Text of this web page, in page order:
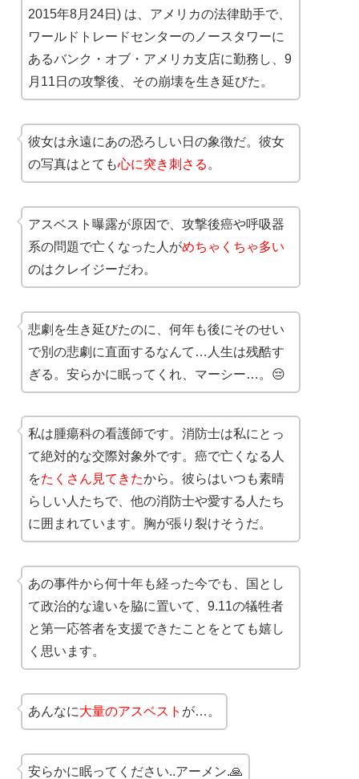
2015年8月24日) は、アメリカの法律助手で、
ワールドトレードセンターのノースタワーに
あるバンク・オブ・アメリカ支店に勤務し、9
月11日の攻撃後、その崩壊を生き延びた。
彼女は永遠にあの恐ろしい日の象徴だ。彼女
の写真はとても心に突き刺さる 。
アスベスト曝露が原因で、攻撃後癌や呼吸器
系の問題で亡くなった人がめちゃくちゃ多い
のはクレイジーだわ。
悲劇を生き延びたのに、何年も後にそのせい
で別の悲劇に直面するなんて…人生は残酷す
ぎる。安らかに眠ってくれ、マーシー…。😔
私は腫瘍科の看護師です。消防士は私にとっ
て絶対的な交際対象外です。癌で亡くなる人
をたくさん見てきたから。彼らはいつも素晴
らしい人たちで、他の消防士や愛する人たち
に囲まれています。胸が張り裂けそうだ。
あの事件から何十年も経った今でも、国とし
て政治的な違いを脇に置いて、9.11の犠牲者
と第一応答者を支援できたことをとても嬉し
く思います。
あんなに大量のアスベスト が…。
安らかに眠ってください..アーメン.🙏